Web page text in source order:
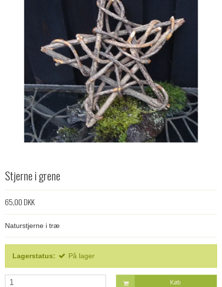
Stjerne i grene
65,00 DKK
Naturstjerne i træ
Lagerstatus: På lager
Køb